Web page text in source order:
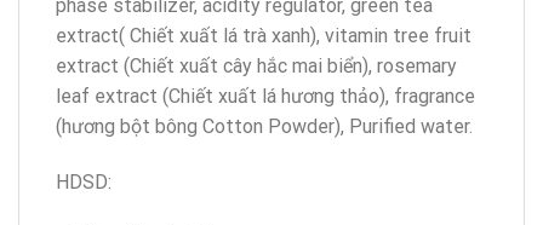
phase stabilizer, acidity regulator, green tea
extract( Chiết xuất lá trà xanh), vitamin tree fruit
extract (Chiết xuất cây hắc mai biển), rosemary
leaf extract (Chiết xuất lá hương thảo), fragrance
(hương bột bông Cotton Powder), Purified water.
HDSD: